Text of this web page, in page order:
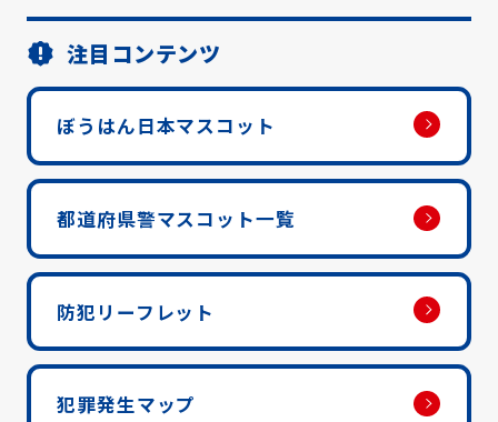
注目コンテンツ
ぼうはん日本マスコット
都道府県警マスコット一覧
防犯リーフレット
犯罪発生マップ